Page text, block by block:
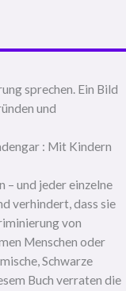
: Mit Kindern
– und jeder einzelne
verhindert, dass sie
von
Menschen oder
Schwarze
Buch verraten die